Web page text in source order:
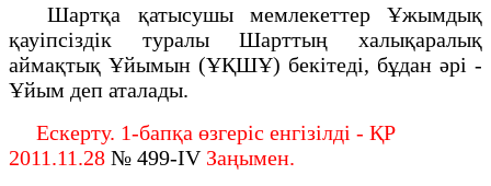
Шартқа қатысушы мемлекеттер Ұжымдық
қауiпсiздiк туралы Шарттың халықаралық
аймақтық Ұйымын (ҰҚШҰ) бекітеді, бұдан әрі -
Ұйым деп аталады.
Ескерту. 1-бапқа өзгеріс енгізілді - ҚР
2011.11.28 № 499-IVЗаңымен.